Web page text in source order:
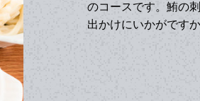
のコースです。鮪の
出かけにいかがです